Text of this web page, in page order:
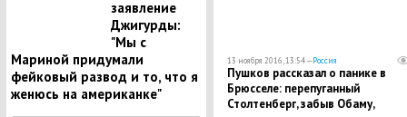
заявление
Джигурды:
"Мы с
Мариной придумали
фейковый развод и то, что я
женюсь на американке"
13 ноября 2016, 13:54 —Россия
Пушков рассказал о панике в
Брюсселе: перепуганный
Столтенберг, забыв Обаму,